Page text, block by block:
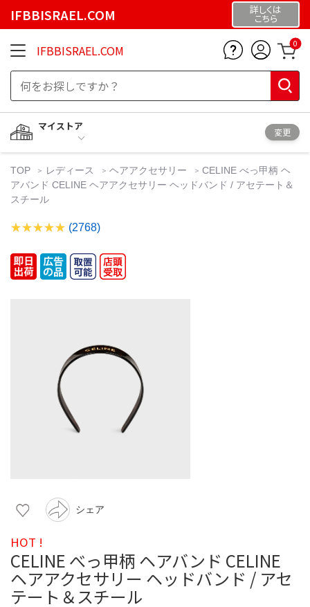
IFBBISRAEL.COM 詳しくは
こちら
IFBBISRAEL.COM 0
マイストア
変更
TOP レディース ヘアアクセサリー
CELINE べっ甲柄 ヘ
アバンド CELINE ヘアアクセサリー ヘッドバンド / アセテート＆
スチール
(2768)
シェア
HOT !
CELINE べっ甲柄 ヘアバンド CELINE
ヘアアクセサリー ヘッドバンド / アセ
テート＆スチール